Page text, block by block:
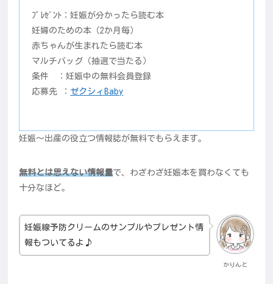
ﾌﾟﾚｾﾞﾝﾄ：妊娠が分かったら読む本
妊婦のための本（2か月毎）
赤ちゃんが生まれたら読む本
マルチバッグ（抽選で当たる）
条件 ：妊娠中の無料会員登録
応募先 ： ゼクシィBaby
妊娠～出産の役立つ情報誌が無料でもらえます。
無料とは思えない情報量で、わざわざ妊娠本を買わなくても
十分なほど。
かりんと
妊娠線予防クリームのサンプルやプレゼント情
報もついてるよ♪